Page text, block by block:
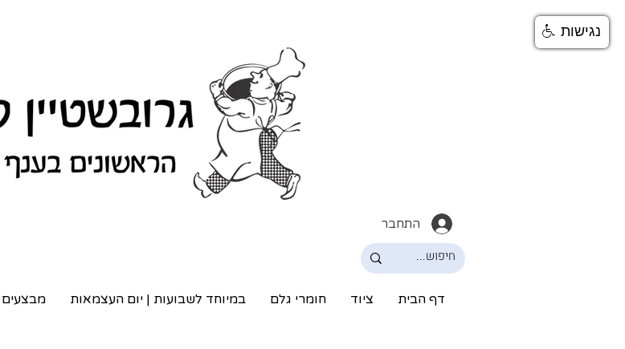
התחבר
דף הבית ציוד חומרי גלם במיוחד לשבועות | יום העצמאות מבצעים
נגישות